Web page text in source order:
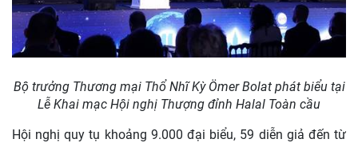
Bộ trưởng Thương mại Thổ Nhĩ Kỳ Ömer Bolat phát biểu tại
Lễ Khai mạc Hội nghị Thượng đỉnh Halal Toàn cầu
Hội nghị quy tụ khoảng 9.000 đại biểu, 59 diễn giả đến từ